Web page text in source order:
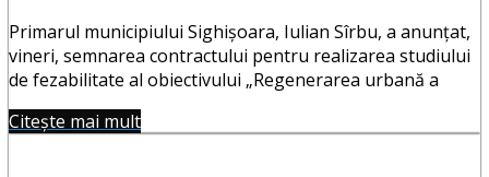
Primarul municipiului Sighişoara, Iulian Sîrbu, a anunţat,
vineri, semnarea contractului pentru realizarea studiului
de fezabilitate al obiectivului „Regenerarea urbană a
Citește mai mult